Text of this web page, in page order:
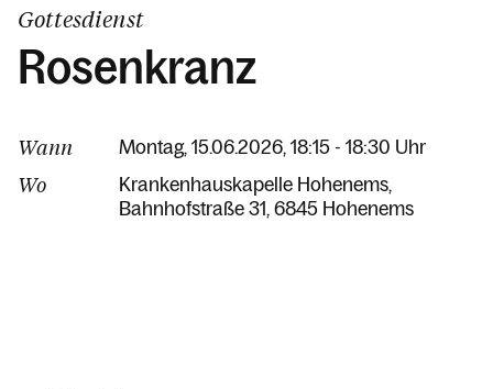
Gottesdienst
Rosenkranz
Wann Montag, 15.06.2026, 18:15 - 18:30 Uhr
Wo
Krankenhauskapelle Hohenems
Bahnhofstraße 31 6845 Hohenems